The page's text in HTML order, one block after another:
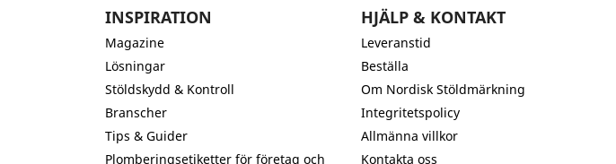
INSPIRATION
Magazine
Lösningar
Stöldskydd & Kontroll
Branscher
Tips & Guider
Plomberingsetiketter för företag och
HJÄLP & KONTAKT
Leveranstid
Beställa
Om Nordisk Stöldmärkning
Integritetspolicy
Allmänna villkor
Kontakta oss